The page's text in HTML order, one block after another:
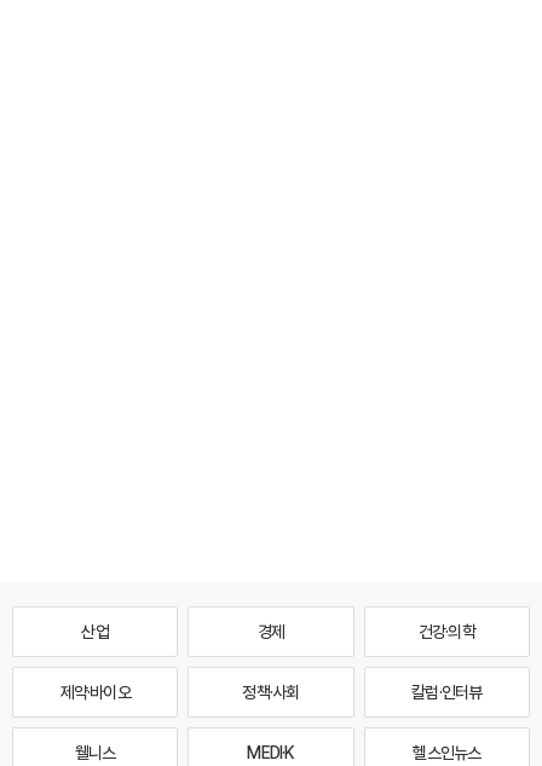
산업 경제 건강·의학
제약·바이오 정책·사회 칼럼·인터뷰
웰니스 MEDI·K 헬스인뉴스